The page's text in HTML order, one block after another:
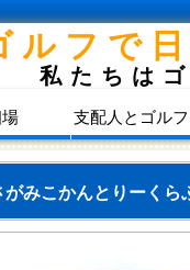
ルフで
私たちは
支配人とゴル
がみこかんとりーくら